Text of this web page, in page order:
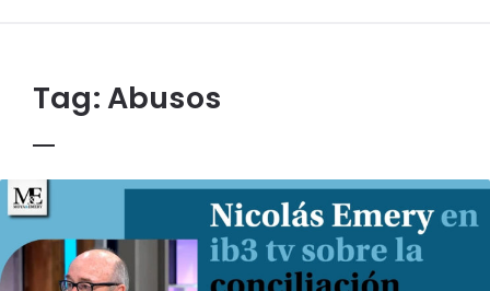
Tag:Abusos